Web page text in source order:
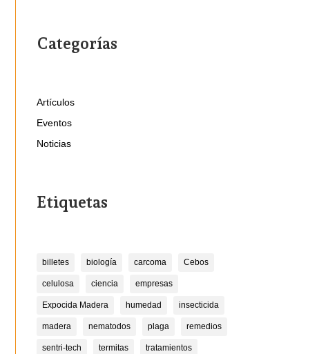
Categorías
Artículos
Eventos
Noticias
Etiquetas
billetes biología carcoma Cebos
celulosa ciencia empresas
Expocida Madera humedad insecticida
madera nematodos plaga remedios
sentri-tech termitas tratamientos